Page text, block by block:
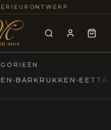
25+
EETTAFELS